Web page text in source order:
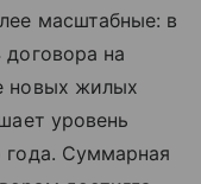
масштабные: в
на
новых жилых
уровень
года. Суммарная